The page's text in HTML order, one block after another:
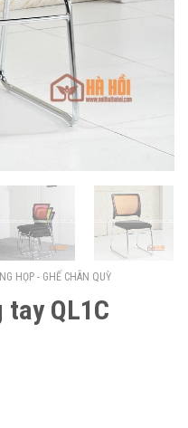
HỌP - GHẾ CHÂN QUỲ
tay QL1C